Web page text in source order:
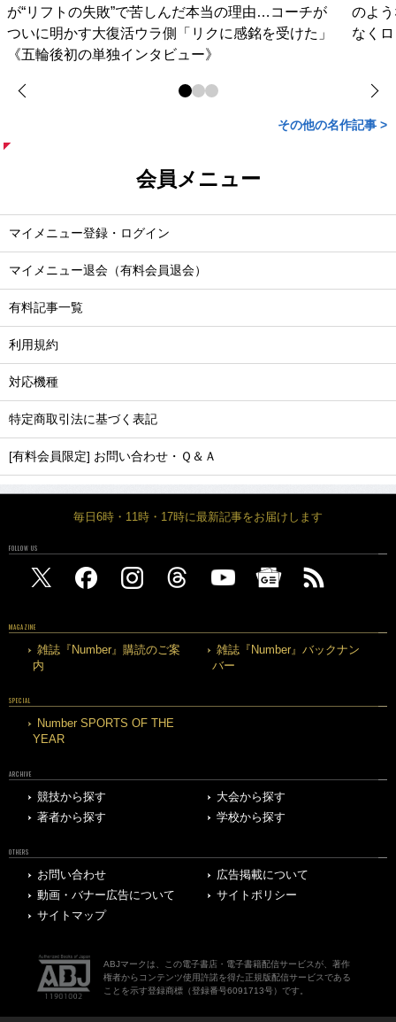
が“リフトの失敗”で苦しんだ本当の理由…コーチが
ついに明かす大復活ウラ側「リクに感銘を受けた」
《五輪後初の単独インタビュー》
のよ
なく
その他の名作記事 >
会員メニュー
マイメニュー登録・ログイン
マイメニュー退会（有料会員退会）
有料記事一覧
利用規約
対応機種
特定商取引法に基づく表記
[有料会員限定] お問い合わせ・Ｑ＆Ａ
毎日6時・11時・17時に最新記事をお届けします
FOLLOW US
MAGAZINE
雑誌『Number』購読のご案
内
雑誌『Number』バックナン
バー
SPECIAL
Number SPORTS OF THE
YEAR
ARCHIVE
競技から探す
大会から探す
著者から探す
学校から探す
OTHERS
お問い合わせ
広告掲載について
動画・バナー広告について
サイトポリシー
サイトマップ
ABJマークは、この電子書店・電子書籍配信サービスが、著作
権者からコンテンツ使用許諾を得た正規版配信サービスである
ことを示す登録商標（登録番号6091713号）です。